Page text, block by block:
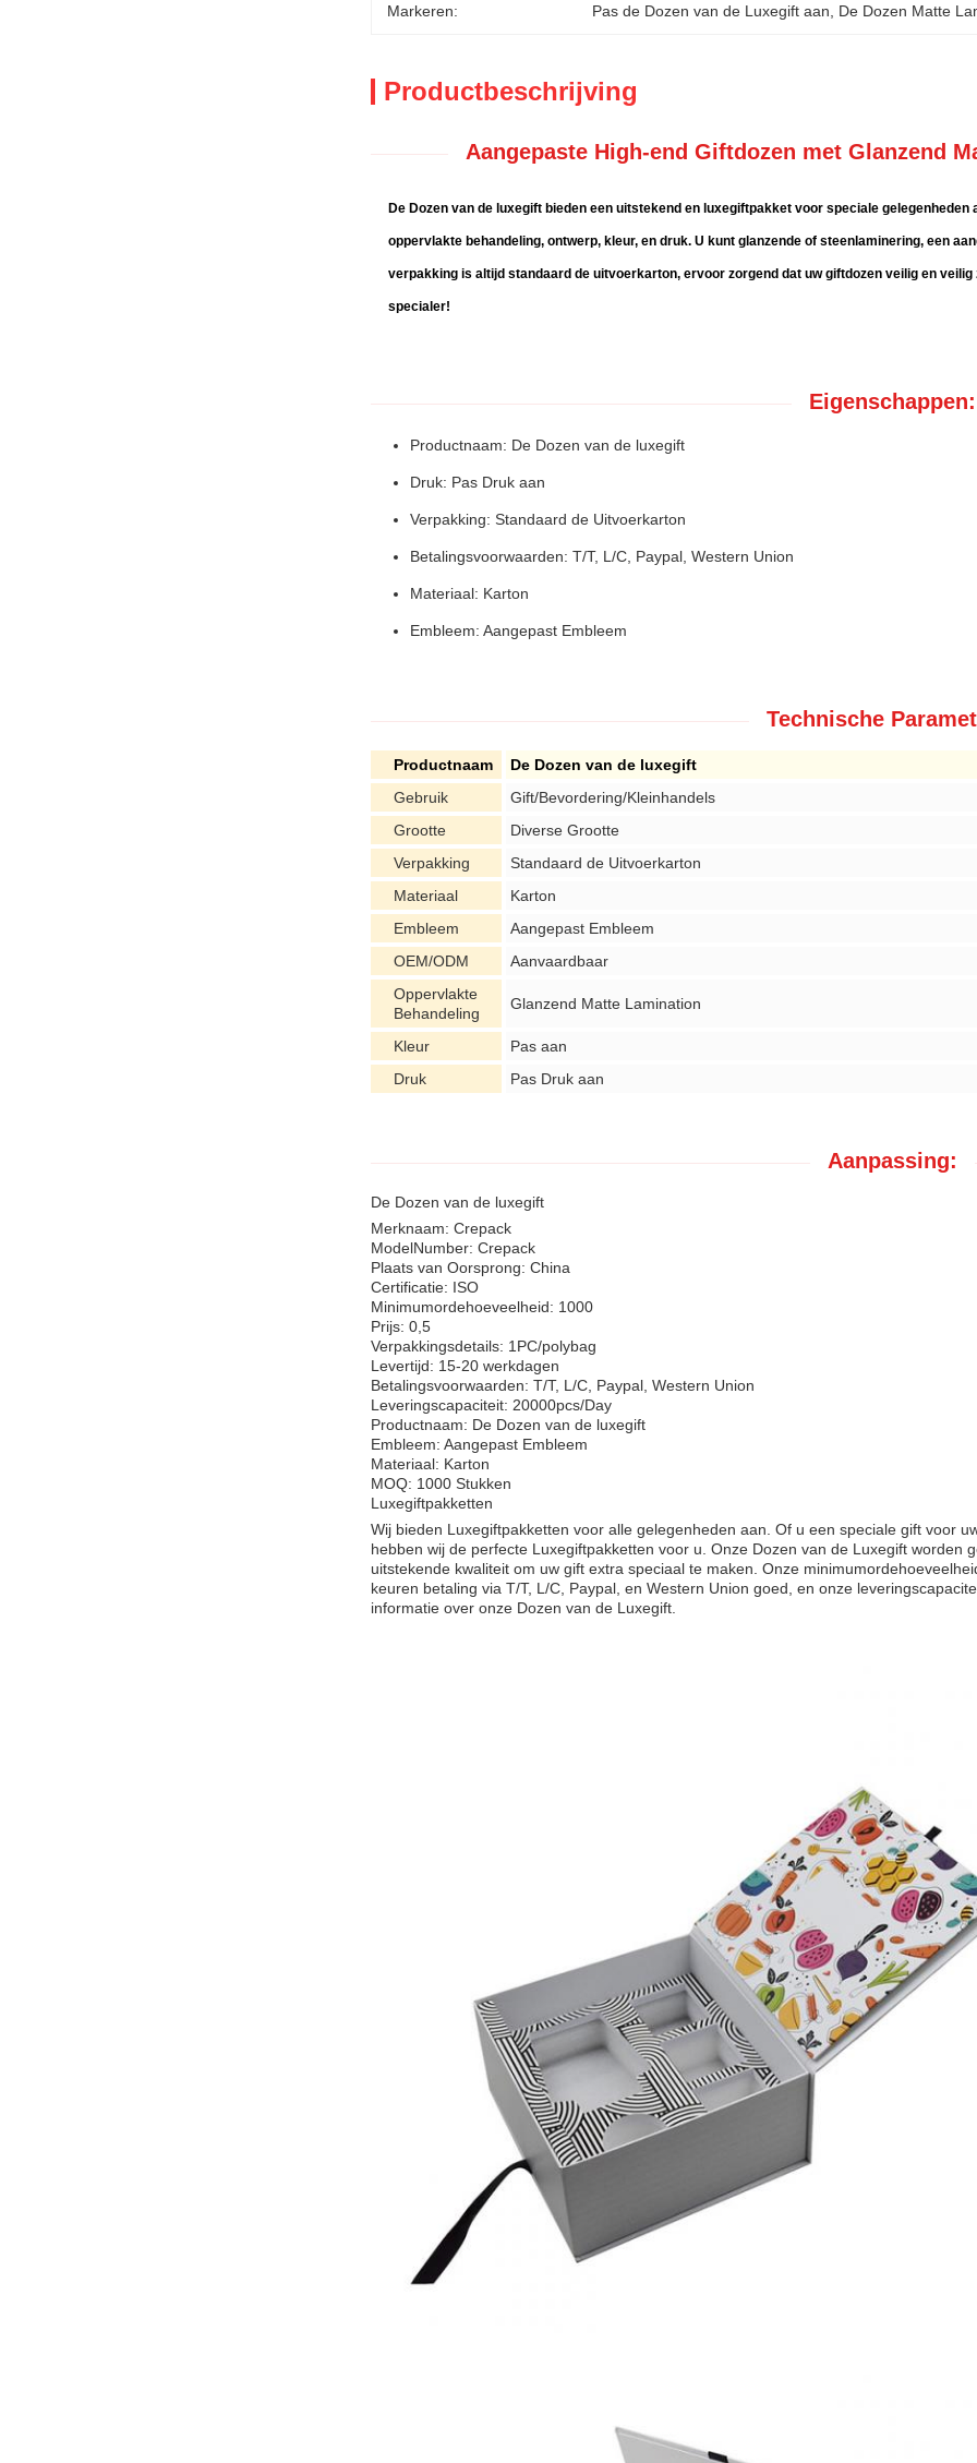
Markeren: Pas de Dozen van de Luxegift aan De Dozen Matte
Productbeschrijving
Aangepaste High-end Giftdozen met Glanzend
De Dozen van de luxegift bieden een uitstekend en luxegiftpakket voor speciale
oppervlakte behandeling, ontwerp, kleur, en druk. U kunt glanzende of steenlaminering, een
verpakking is altijd standaard de uitvoerkarton, ervoor zorgend dat uw giftdozen veilig en
specialer!
Eigenschappen:
Productnaam: De Dozen van de luxegift
Druk: Pas Druk aan
Verpakking: Standaard de Uitvoerkarton
Betalingsvoorwaarden: T/T, L/C, Paypal, Western Union
Materiaal: Karton
Embleem: Aangepast Embleem
Technische
Productnaam
De Dozen van de luxegift
Gebruik
Gift/Bevordering/Kleinhandels
Grootte
Diverse Grootte
Verpakking
Standaard de Uitvoerkarton
Materiaal
Karton
Embleem
Aangepast Embleem
OEM/ODM
Aanvaardbaar
Oppervlakte
Behandeling
Glanzend Matte Lamination
Kleur
Pas aan
Druk
Pas Druk aan
Aanpassing:
De Dozen van de luxegift
Merknaam: Crepack
ModelNumber: Crepack
Plaats van Oorsprong: China
Certificatie: ISO
Minimumordehoeveelheid: 1000
Prijs: 0,5
Verpakkingsdetails: 1PC/polybag
Levertijd: 15-20 werkdagen
Betalingsvoorwaarden: T/T, L/C, Paypal, Western Union
Leveringscapaciteit: 20000pcs/Day
Productnaam: De Dozen van de luxegift
Embleem: Aangepast Embleem
Materiaal: Karton
MOQ: 1000 Stukken
Luxegiftpakketten
Wij bieden Luxegiftpakketten voor alle gelegenheden aan. Of u een speciale gift voor
hebben wij de perfecte Luxegiftpakketten voor u. Onze Dozen van de Luxegift
uitstekende kwaliteit om uw gift extra speciaal te maken. Onze
keuren betaling via T/T, L/C, Paypal, en Western Union goed, en onze
informatie over onze Dozen van de Luxegift.